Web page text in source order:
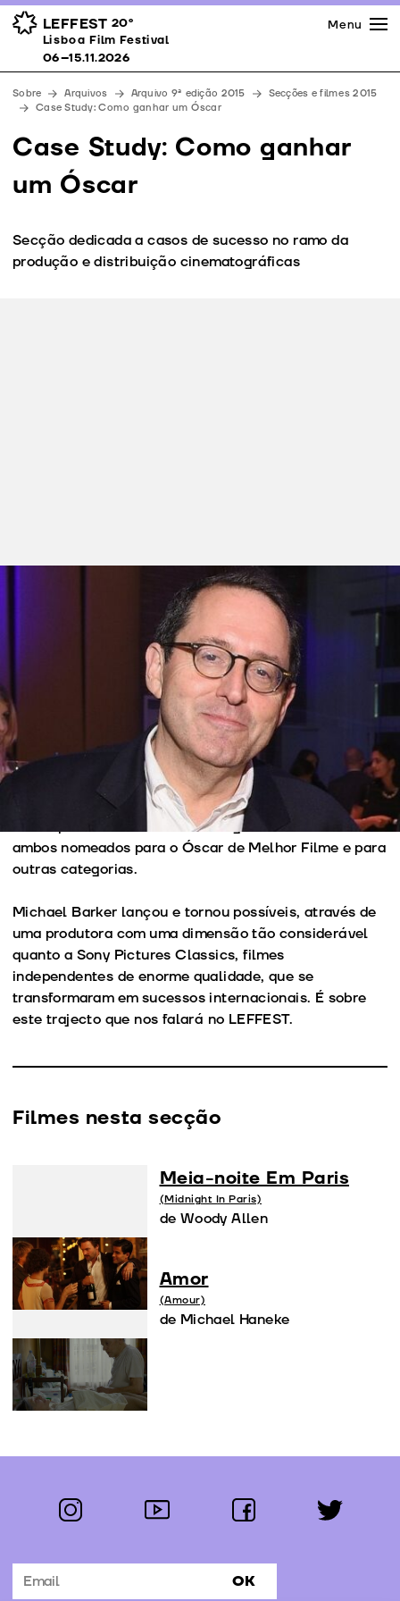
LEFFEST 20º
Lisboa Film Festival 06–15.11.2026
Prémios
Espaços
Apoios
Equipa
Downloads
Contactos
Menu
Lisboa Film Festival
06–15.11.2026
Sobre Arquivos Arquivo 9ª edição 2015
Secções e filmes 2015
Case Study: Como ganhar um Óscar
Case Study: Como ganhar
um Óscar
Secção dedicada a casos de sucesso no ramo da
produção e distribuição cinematográficas
Este ano, o festival organiza uma secção dedicada a
casos de sucesso no ramo da produção e distribuição
cinematográficas.
Os dois filmes que estarão em discussão –
in Paris
- são parte da extensa lista de
títulos (mais de 150) que, produzidos ou distribuídos
por Michael Barker, chegaram às nomeações para os
Midnight in Paris ganhou, em 2011, o Óscar
para Melhor Argumento Original e
, em 2012, o
Óscar para Melhor Filme Estrangeiro. Estiveram
ambos nomeados para o Óscar de Melhor Filme e para
outras categorias.
Michael Barker lançou e tornou possíveis, através de
uma produtora com uma dimensão tão considerável
quanto a Sony Pictures Classics, filmes
independentes de enorme qualidade, que se
transformaram em sucessos internacionais. É sobre
este trajecto que nos falará no LEFFEST.
Filmes nesta secção
Meia-noite Em Paris
(Midnight In Paris)
de Woody Allen
Amor
(Amour)
de Michael Haneke
Segue-nos:
instagram youtube facebook twitter
Subscrever Newsletter OK